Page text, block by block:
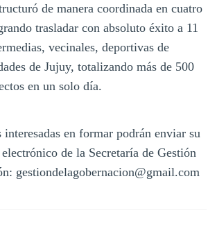
de manera coordinada en cuatro
trasladar con absoluto éxito a 11
vecinales, deportivas de
de Jujuy, totalizando más de 500
en un solo día.
en formar podrán enviar su
de la Secretaría de Gestión
gestiondelagobernacion@gmail.com